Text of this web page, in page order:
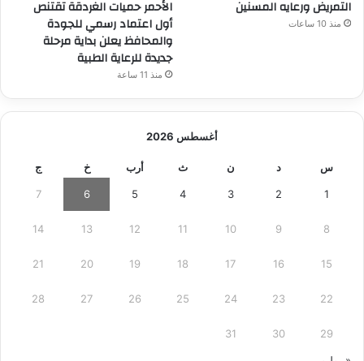
التمريض ورعايه المسنين
منذ 10 ساعات
الأحمر حميات الغردقة تقتنص
أول اعتماد رسمي للجودة
والمحافظ يعلن بداية مرحلة
جديدة للرعاية الطبية
منذ 11 ساعة
أغسطس 2026
س د ن ث أرب خ ج
1
2
3
4
5
6
7
8
9
10
11
12
13
14
15
16
17
18
19
20
21
22
23
24
25
26
27
28
29
30
31